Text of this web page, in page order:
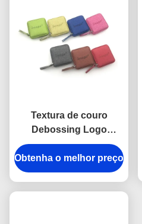
Textura de couro
Debossing Logo
Souvenir do plutônio
Mini Retractable Tape
Measure Fabric do ABS
Obtenha o melhor preço